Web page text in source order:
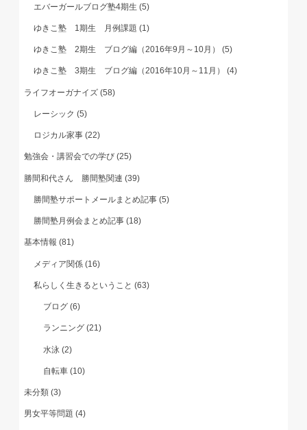
エバーガールブログ塾4期生(5)
ゆきこ塾 1期生 月例課題(1)
ゆきこ塾 2期生 ブログ編（2016年9月～10月）(5)
ゆきこ塾 3期生 ブログ編（2016年10月～11月）(4)
ライフオーガナイズ(58)
レーシック(5)
ロジカル家事(22)
勉強会・講習会での学び(25)
勝間和代さん 勝間塾関連(39)
勝間塾サポートメールまとめ記事(5)
勝間塾月例会まとめ記事(18)
基本情報(81)
メディア関係(16)
私らしく生きるということ(63)
ブログ(6)
ランニング(21)
水泳(2)
自転車(10)
未分類(3)
男女平等問題(4)